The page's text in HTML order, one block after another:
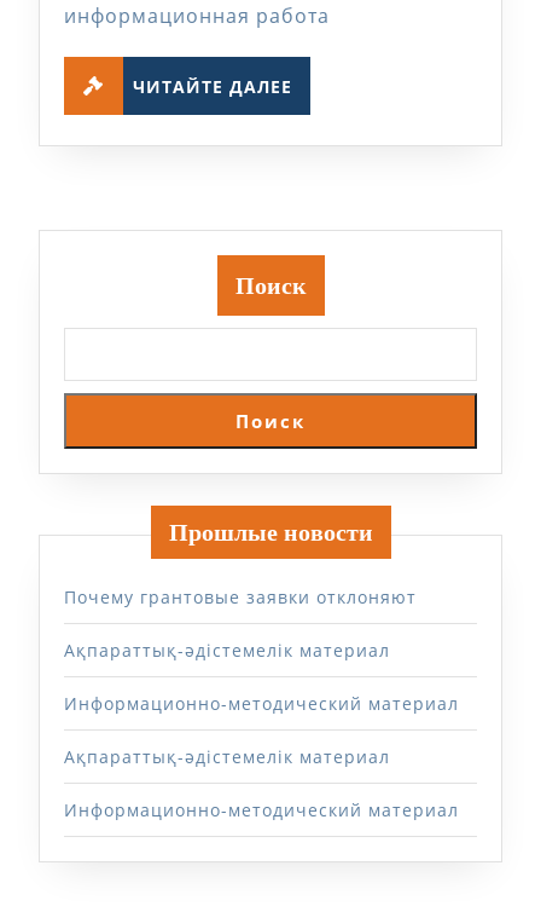
информационная работа
ЧИТАЙТЕ ДАЛЕЕ
Поиск
Поиск
Прошлые новости
Почему грантовые заявки отклоняют
Ақпараттық-әдістемелік материал
Информационно-методический материал
Ақпараттық-әдістемелік материал
Информационно-методический материал